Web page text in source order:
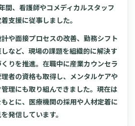
間、看護師やコメディカルスタッフ
支援に従事しました。
や面接プロセスの改善、勤務シフト
など、現場の課題を組織的に解決す
りを推進。在職中に産業カウンセラ
者の資格も取得し、メンタルケアや
理にも取り組んできました。現在は
とに、医療機関の採用や人材定着に
発信しています。